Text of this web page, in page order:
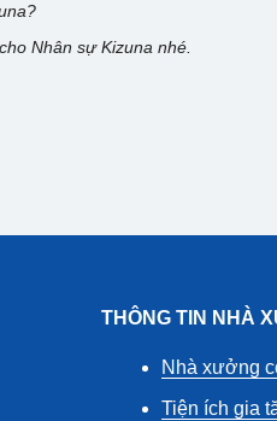
Nhân sự Kizuna nhé.
THÔNG TIN NHÀ
Nhà xưởng
Tiện ích gia